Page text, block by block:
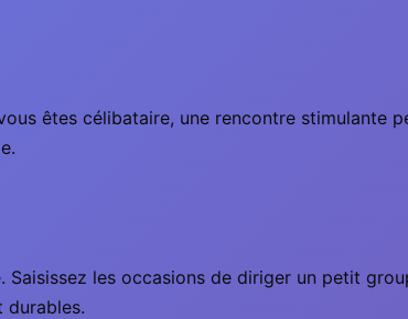
êtes célibataire, une rencontre stimulante
Saisissez les occasions de diriger un petit
durables.